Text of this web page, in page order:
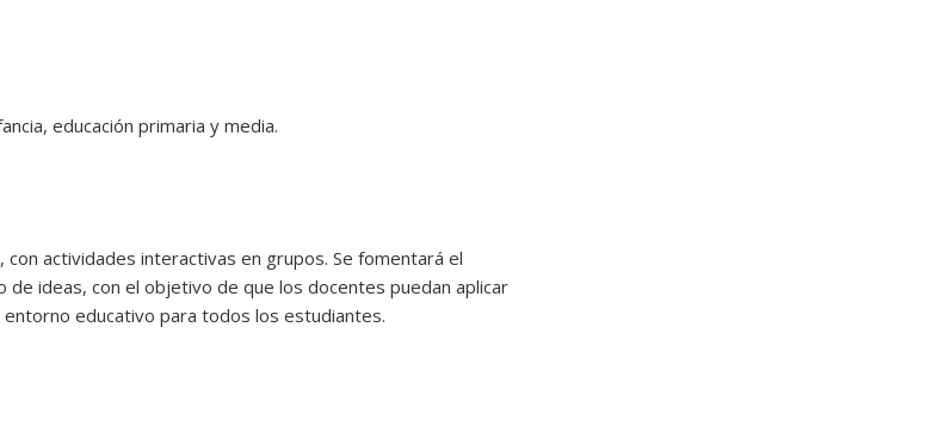
educación primaria y media.
actividades interactivas en grupos. Se fomentará el
ideas, con el objetivo de que los docentes puedan aplicar
educativo para todos los estudiantes.